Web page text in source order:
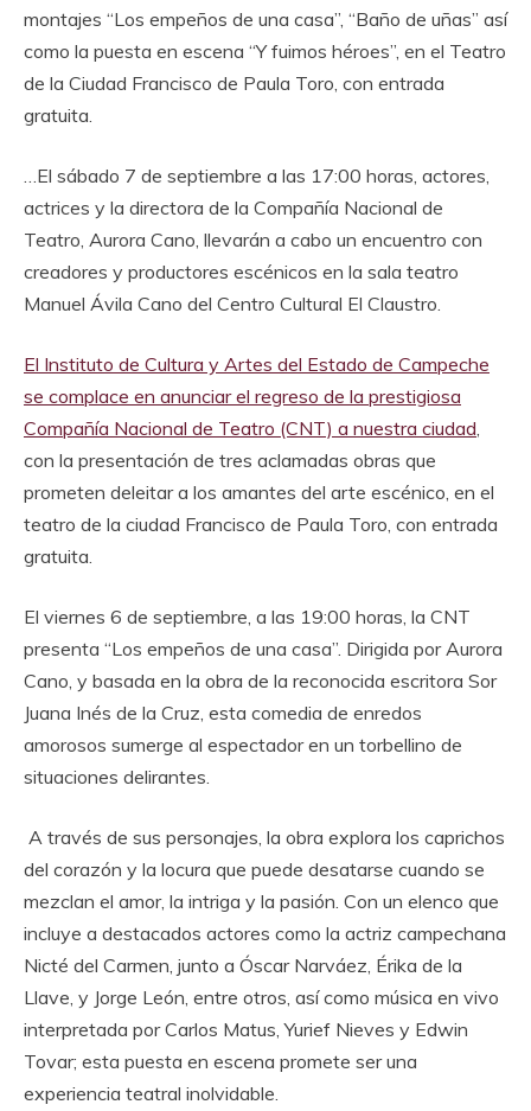
montajes “Los empeños de una casa”, “Baño de uñas” así
como la puesta en escena “Y fuimos héroes”, en el Teatro
de la Ciudad Francisco de Paula Toro, con entrada
gratuita.
…El sábado 7 de septiembre a las 17:00 horas, actores,
actrices y la directora de la Compañía Nacional de
Teatro, Aurora Cano, llevarán a cabo un encuentro con
creadores y productores escénicos en la sala teatro
Manuel Ávila Cano del Centro Cultural El Claustro.
El Instituto de Cultura y Artes del Estado de Campeche
se complace en anunciar el regreso de la prestigiosa
Compañía Nacional de Teatro (CNT) a nuestra ciudad,
con la presentación de tres aclamadas obras que
prometen deleitar a los amantes del arte escénico, en el
teatro de la ciudad Francisco de Paula Toro, con entrada
gratuita.
El viernes 6 de septiembre, a las 19:00 horas, la CNT
presenta “Los empeños de una casa”. Dirigida por Aurora
Cano, y basada en la obra de la reconocida escritora Sor
Juana Inés de la Cruz, esta comedia de enredos
amorosos sumerge al espectador en un torbellino de
situaciones delirantes.
A través de sus personajes, la obra explora los caprichos
del corazón y la locura que puede desatarse cuando se
mezclan el amor, la intriga y la pasión. Con un elenco que
incluye a destacados actores como la actriz campechana
Nicté del Carmen, junto a Óscar Narváez, Érika de la
Llave, y Jorge León, entre otros, así como música en vivo
interpretada por Carlos Matus, Yurief Nieves y Edwin
Tovar; esta puesta en escena promete ser una
experiencia teatral inolvidable.